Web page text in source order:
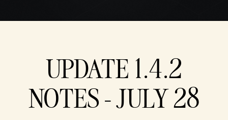
UPDATE 1.4.2
NOTES - JULY 28